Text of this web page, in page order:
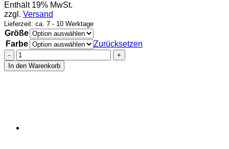
bis
Enthält 19% MwSt.
zzgl. Versand
Lieferzeit: ca. 7 - 10 Werktage
Größe
Farbe
Zurücksetzen
Mallorca
-
T-
In den Warenkorb